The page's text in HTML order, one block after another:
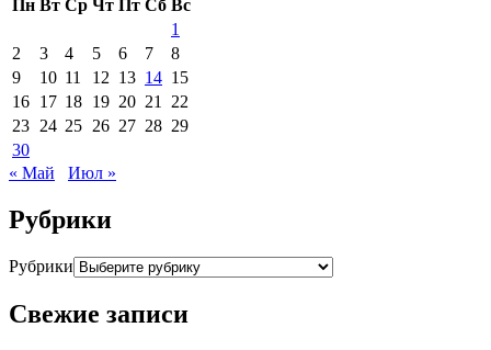
Пн Вт Ср Чт Пт Сб Вс
1
2
3 4 5 6 7
8
9
10 11 12 13 14 15
16 17 18 19 20 21 22
23 24 25 26 27 28 29
30
« Май
Июл »
Рубрики
Рубрики
Свежие записи